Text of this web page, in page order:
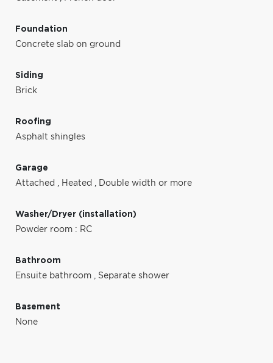
Foundation
Concrete slab on ground
Siding
Brick
Roofing
Asphalt shingles
Garage
Attached , Heated , Double width or more
Washer/Dryer (installation)
Powder room : RC
Bathroom
Ensuite bathroom , Separate shower
Basement
None